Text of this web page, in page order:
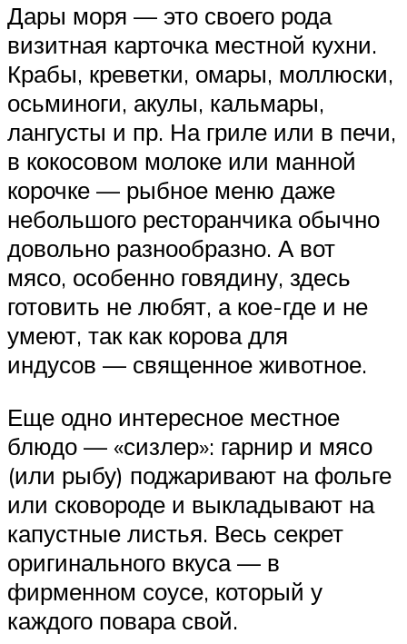
Дары моря — это своего рода
визитная карточка местной кухни.
Крабы, креветки, омары, моллюски,
осьминоги, акулы, кальмары,
лангусты и пр. На гриле или в печи,
в кокосовом молоке или манной
корочке — рыбное меню даже
небольшого ресторанчика обычно
довольно разнообразно. А вот
мясо, особенно говядину, здесь
готовить не любят, а кое-где и не
умеют, так как корова для
индусов — священное животное.
Еще одно интересное местное
блюдо — «сизлер»: гарнир и мясо
(или рыбу) поджаривают на фольге
или сковороде и выкладывают на
капустные листья. Весь секрет
оригинального вкуса — в
фирменном соусе, который у
каждого повара свой.